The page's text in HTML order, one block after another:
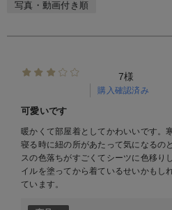
写真・動画付き順
7様
購入確認済み
可愛いです
暖かくて部屋着としてかわいいです。
寝る時に紐の所があたって気になるの
スの色落ちがすごくてシーツに色移り
イルを塗ってから着ているせいかもし
ています。